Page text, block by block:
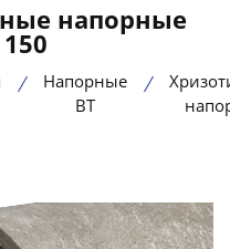
напорные
Напорные
ВТ